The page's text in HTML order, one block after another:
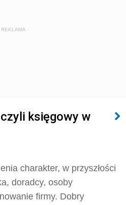
REKLAMA
księgowy w
charakter, w przyszłości
doradcy, osoby
firmy. Dobry